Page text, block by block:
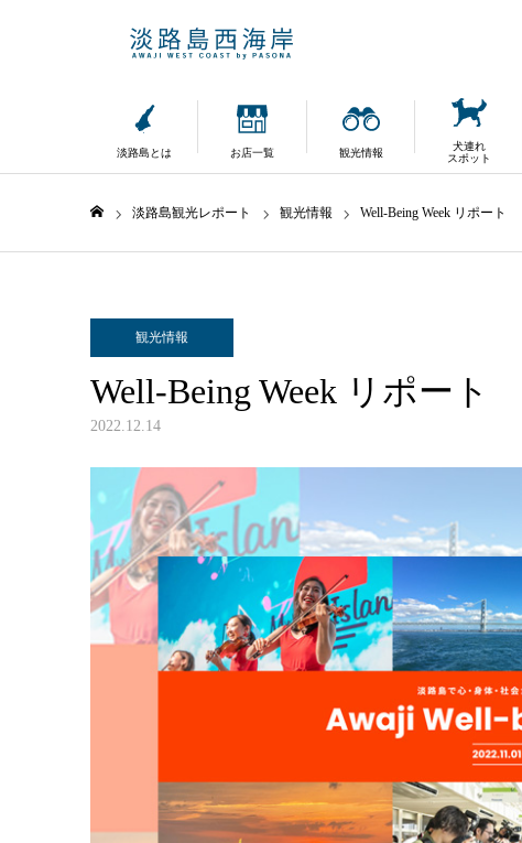
淡路島とは お店一覧 観光情報
犬連れ
スポット
淡路島観光レポート 観光情報 Well-Being Week リポート
観光情報
Well-Being Week リポート
2022.12.14